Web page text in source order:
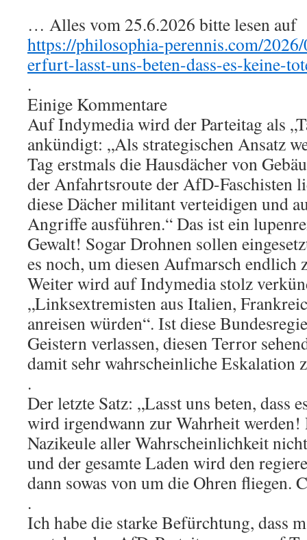
… Alles vom 25.6.2026 bitte lesen auf
https://philosophia-perennis.com/
erfurt-lasst-uns-beten-dass-es-keine-
.
Einige Kommentare
Auf Indymedia wird der Parteitag als
ankündigt: „Als strategischen Ansatz
Tag erstmals die Hausdächer von
der Anfahrtsroute der AfD-Faschisten
diese Dächer militant verteidigen und
Angriffe ausführen.“ Das ist ein
Gewalt! Sogar Drohnen sollen
es noch, um diesen Aufmarsch endlich
Weiter wird auf Indymedia stolz
„Linksextremisten aus Italien,
anreisen würden“. Ist diese
Geistern verlassen, diesen Terror
damit sehr wahrscheinliche Eskalation
.
Der letzte Satz: „Lasst uns beten, dass
wird irgendwann zur Wahrheit
Nazikeule aller Wahrscheinlichkeit
und der gesamte Laden wird den
dann sowas von um die Ohren fliegen.
.
Ich habe die starke Befürchtung, dass